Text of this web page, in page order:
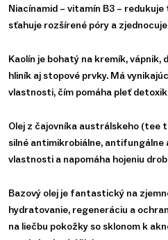
Niacínamid – vitamín B3 –
sťahuje rozšírené póry a
Kaolín je bohatý na kremík, vápnik,
hliník aj stopové prvky. Má
vlastnosti, čím pomáha pleť
Olej z čajovníka austrálskeho (tee
silné antimikrobiálne,
vlastnosti a napomáha hojeniu
Bazový olej je fantastický na
hydratovanie, regeneráciu a
na liečbu pokožky so sklonom k